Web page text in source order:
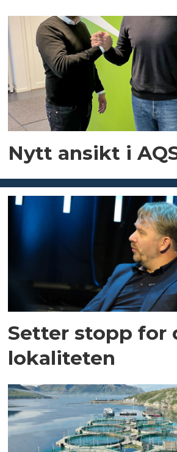
Nytt ansikt i
Setter stopp for
lokaliteten